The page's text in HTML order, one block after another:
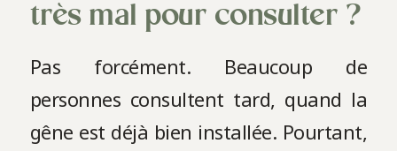
très mal pour consulter ?
Pas forcément. Beaucoup de
personnes consultent tard, quand la
gêne est déjà bien installée. Pourtant,